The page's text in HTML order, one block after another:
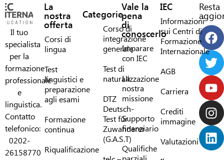
Il tuo
specialista
per la
formazione
professionale
e
linguistica.
Contatto
telefonico:
0202-
26158770
La
nostra
offerta
Corsi di
lingua
Test
linguistici e
preparazione
agli esami
Formazione
continua
Riqualificazione
Categorie
Corso di
integrazione
generale
Test di
naturalizzazione
DTZ
Deutsch-
Test für
Zuwanderer
(G.A.S.T)
Vale la
pena
di
conoscerlo
Imparare
con IEC
La
nostra
missione
Supporto
finanziario
Qualifiche
IEC
Informazioni
sui Centri di
Formazione
Internazionale
AGB
Carriera
Crediti
immagine
Valutazioni
Resta